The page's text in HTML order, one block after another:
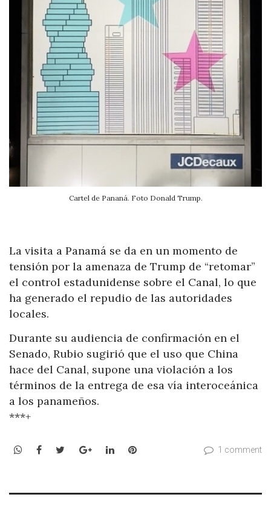
Cartel de Pananá. Foto Donald Trump.
La visita a Panamá se da en un momento de
tensión por la amenaza de Trump de “retomar”
el control estadunidense sobre el Canal, lo que
ha generado el repudio de las autoridades
locales.
Durante su audiencia de confirmación en el
Senado, Rubio sugirió que el uso que China
hace del Canal, supone una violación a los
términos de la entrega de esa vía interoceánica
a los panameños.
***+
WhatsApp
Facebook
TwitterGoogle+LinkedInPinterest 1 comment